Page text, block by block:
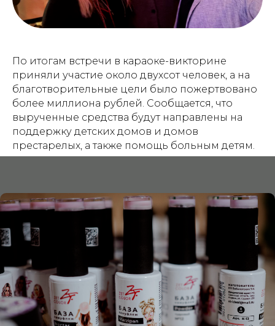
По итогам встречи в караоке-викторине
приняли участие около двухсот человек, а на
благотворительные цели было пожертвовано
более миллиона рублей. Сообщается, что
вырученные средства будут направлены на
поддержку детских домов и домов
престарелых, а также помощь больным детям.